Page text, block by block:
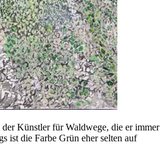
Künstler für Waldwege, die er immer
ist die Farbe Grün eher selten auf